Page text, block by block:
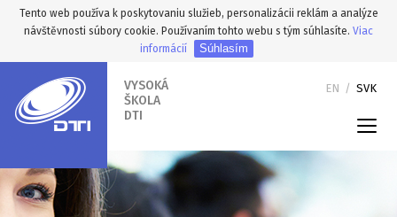
Tento web používa k poskytovaniu služieb, personalizácii reklám a analýze
návštěvnosti súbory cookie. Používaním tohto webu s tým súhlasíte. Viac
informácií
Súhlasím
VYSOKÁ
ŠKOLA
DTI
EN / SVK